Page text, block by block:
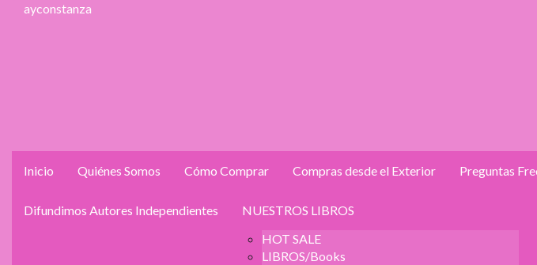
ayconstanza
Inicio Quiénes Somos Cómo Comprar Compras desde el Exterior Preguntas
Difundimos Autores Independientes
NUESTROS LIBROS
HOT SALE
LIBROS/Books